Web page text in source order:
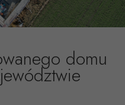
domu